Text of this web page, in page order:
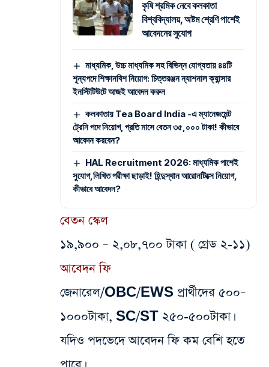
কৃষি শ্রমিক নেবে কলকাতা
বিশ্ববিদ্যালয়, অষ্টম শ্রেণি পাশেই
আবেদনের সুযোগ
মাধ্যমিক, উচ্চ মাধ্যমিক সহ বিভিন্ন যোগ্যতায় ৪৪টি
শূন্যপদে শিক্ষানবিশ নিয়োগ: চিত্তরঞ্জন ন্যাশনাল ক্যান্সার
ইনস্টিটিউটে আজই আবেদন করুন
কলকাতায় Tea Board India -এ ম্যানেজমেন্ট
ট্রেনি পদে নিয়োগ, প্রতি মাসে বেতন ৩৫,০০০ টাকা! কীভাবে
আবেদন করবেন?
HAL Recruitment 2026: মাধ্যমিক পাশেই
সুযোগ,লিখিত পরীক্ষা ছাড়াই! হিন্দুস্থান আরোনটিক্সে নিয়োগ,
কীভাবে আবেদন?
বেতন স্কেল
১৯,৯০০ – ২,০৮,৭০০ টাকা ( গ্রেড ২-১১)
আবেদন ফি
জেনারেল/OBC/EWS প্রার্থীদের ৫০০–
১০০০টাকা, SC/ST ২৫০-৫০০টাকা।
যদিও পদভেদে‌ আবেদন ফি কম বেশি হতে